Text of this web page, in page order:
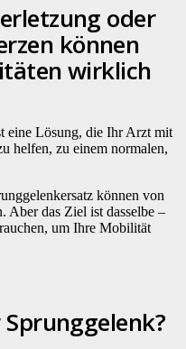
oder
können
wirklich
eine Lösung, die Ihr Arzt mit
helfen, zu einem normalen,
können von
Aber das Ziel ist dasselbe –
um Ihre Mobilität